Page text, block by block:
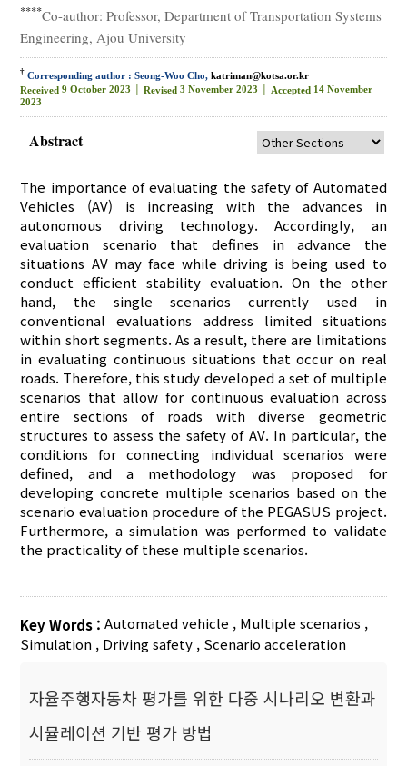
****Co-author: Professor, Department of Transportation Systems
Engineering, Ajou University
† Corresponding author : Seong-Woo Cho,katriman@kotsa.or.kr
Received 9 October 2023 │Revised 3 November 2023 │ Accepted 14 November
2023
Abstract
The importance of evaluating the safety of Automated
Vehicles (AV) is increasing with the advances in
autonomous driving technology. Accordingly, an
evaluation scenario that defines in advance the
situations AV may face while driving is being used to
conduct efficient stability evaluation. On the other
hand, the single scenarios currently used in
conventional evaluations address limited situations
within short segments. As a result, there are limitations
in evaluating continuous situations that occur on real
roads. Therefore, this study developed a set of multiple
scenarios that allow for continuous evaluation across
entire sections of roads with diverse geometric
structures to assess the safety of AV. In particular, the
conditions for connecting individual scenarios were
defined, and a methodology was proposed for
developing concrete multiple scenarios based on the
scenario evaluation procedure of the PEGASUS project.
Furthermore, a simulation was performed to validate
the practicality of these multiple scenarios.
Key Words :Automated vehicle , Multiple scenarios ,
Simulation , Driving safety , Scenario acceleration
자율주행자동차 평가를 위한 다중 시나리오 변환과
시뮬레이션 기반 평가 방법